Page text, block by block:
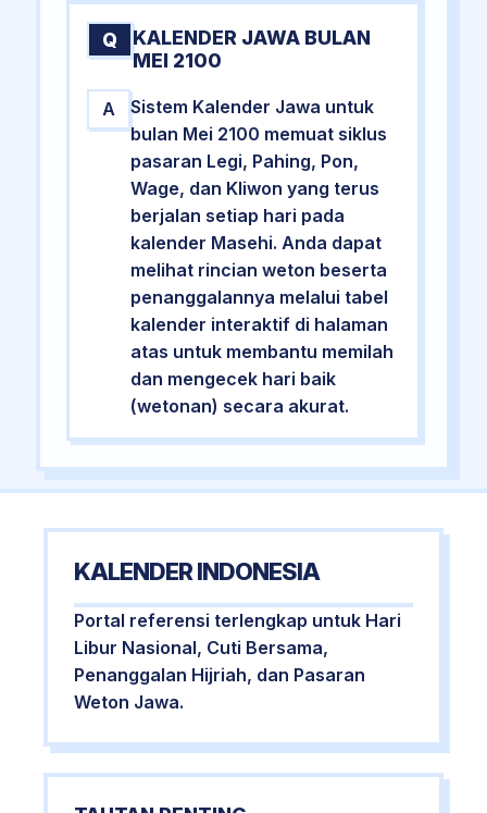
Q
KALENDER JAWA BULAN
MEI 2100
A
Sistem Kalender Jawa untuk
bulan Mei 2100 memuat siklus
pasaran Legi, Pahing, Pon,
Wage, dan Kliwon yang terus
berjalan setiap hari pada
kalender Masehi. Anda dapat
melihat rincian weton beserta
penanggalannya melalui tabel
kalender interaktif di halaman
atas untuk membantu memilah
dan mengecek hari baik
(wetonan) secara akurat.
KALENDER INDONESIA
Portal referensi terlengkap untuk Hari
Libur Nasional, Cuti Bersama,
Penanggalan Hijriah, dan Pasaran
Weton Jawa.